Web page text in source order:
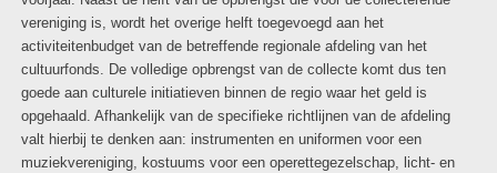
vereniging is, wordt het overige helft toegevoegd aan het
activiteitenbudget van de betreffende regionale afdeling van het
cultuurfonds. De volledige opbrengst van de collecte komt dus ten
goede aan culturele initiatieven binnen de regio waar het geld is
opgehaald. Afhankelijk van de specifieke richtlijnen van de afdeling
valt hierbij te denken aan: instrumenten en uniformen voor een
muziekvereniging, kostuums voor een operettegezelschap, licht- en